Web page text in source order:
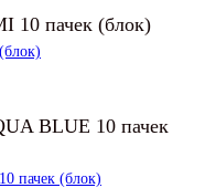
пачек (блок)